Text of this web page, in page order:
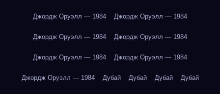
Джордж Оруэлл — 1984 Джордж Оруэлл — 1984
Джордж Оруэлл — 1984 Джордж Оруэлл — 1984
Джордж Оруэлл — 1984 Джордж Оруэлл — 1984
Джордж Оруэлл — 1984 Дубай Дубай Дубай Дубай